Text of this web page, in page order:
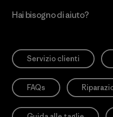
Hai bisogno di aiuto?
Servizio clienti
FAQs